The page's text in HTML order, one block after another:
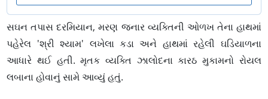
સઘન તપાસ દરમિયાન, મરણ જનાર વ્યક્તિની ઓળખ તેના હાથમાં
પહેરેલ 'શ્રી શ્યામ' લખેલા કડા અને હાથમાં રહેલી ઘડિયાળના
આધારે થઈ હતી. મૃતક વ્યક્તિ ઝાલોદના કારઠ મુકામનો રોયલ
લબાના હોવાનું સામે આવ્યું હતું.